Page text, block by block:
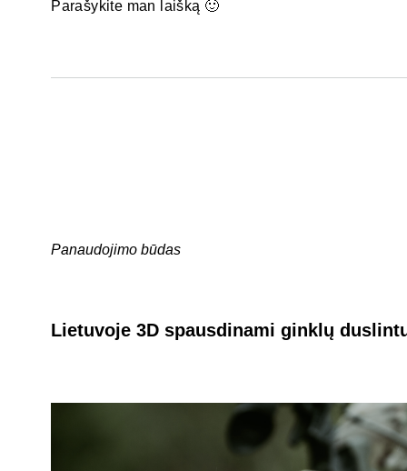
Parašykite man laišką 🙂
Panaudojimo būdas
Lietuvoje 3D spausdinami ginklų